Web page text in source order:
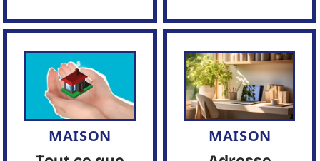
MAISON MAISON